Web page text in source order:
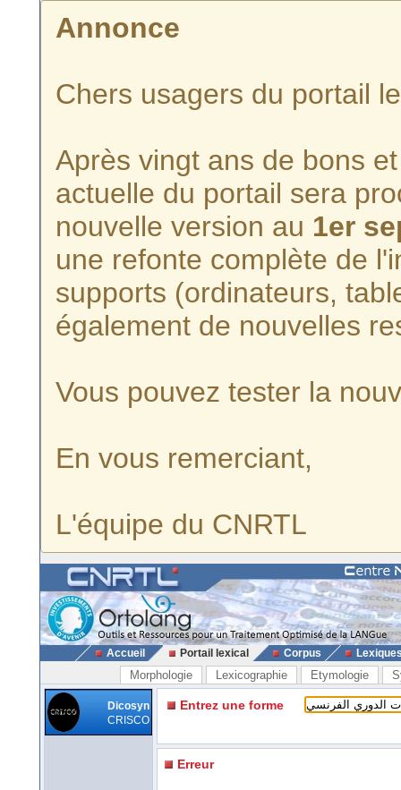
Annonce
Chers usagers du portail
Après vingt ans de bons
actuelle du portail sera
nouvelle version au 1er
une refonte complète de
supports (ordinateurs,
également de nouvelles
Vous pouvez tester la
En vous remerciant,
L'équipe du CNRTL
Accueil Portail lexical Corpus
Morphologie Lexicographie Etymologie
Dicosyn
CRISCO
Entrez une forme
Erreur